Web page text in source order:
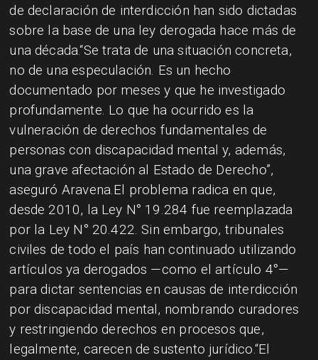
de declaración de interdicción han sido dictadas
sobre la base de una ley derogada hace más de
una década.“Se trata de una situación concreta,
no de una especulación. Es un hecho
documentado por meses y que he investigado
profundamente. Lo que ha ocurrido es la
vulneración de derechos fundamentales de
personas con discapacidad mental y, además,
una grave afectación al Estado de Derecho”,
aseguró Aravena.El problema radica en que,
desde 2010, la Ley N° 19.284 fue reemplazada
por la Ley N° 20.422. Sin embargo, tribunales
civiles de todo el país han continuado utilizando
artículos ya derogados —como el artículo 4°—
para dictar sentencias en causas de interdicción
por discapacidad mental, nombrando curadores
y restringiendo derechos en procesos que,
legalmente, carecen de sustento jurídico.“El